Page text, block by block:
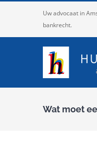
Uw advocaat in
bankrecht.
Wat moet